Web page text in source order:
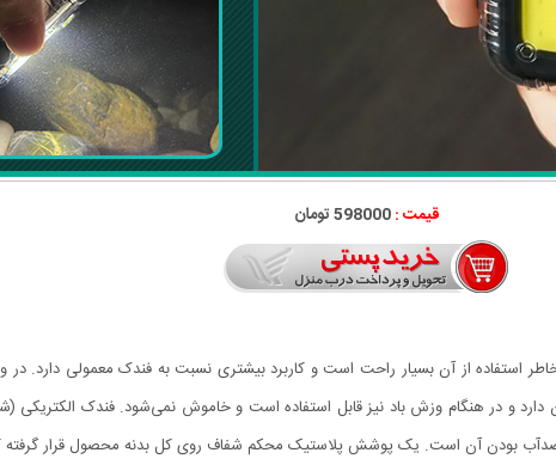
قیمت :598000 تومان
از آن بسیار راحت است و کاربرد بیشتری نسبت به فندک معمولی دارد. در
دارد و در هنگام وزش باد نیز قابل استفاده است و خاموش نمی‌شود. فندک الکتریکی
بودن آن است. یک پوشش پلاستیک محکم شفاف روی کل بدنه محصول قرار گرفته که